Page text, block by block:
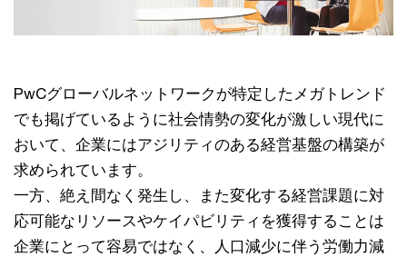
PwCグローバルネットワークが特定したメガトレンド
でも掲げているように社会情勢の変化が激しい現代に
おいて、企業にはアジリティのある経営基盤の構築が
求められています。
一方、絶え間なく発生し、また変化する経営課題に対
応可能なリソースやケイパビリティを獲得することは
企業にとって容易ではなく、人口減少に伴う労働力減